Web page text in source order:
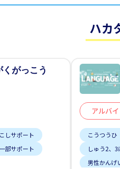
ハカ
くがっこう
しサポート
部サポート
アルバイ
こうつう
しゅう2、3
男性かんげ